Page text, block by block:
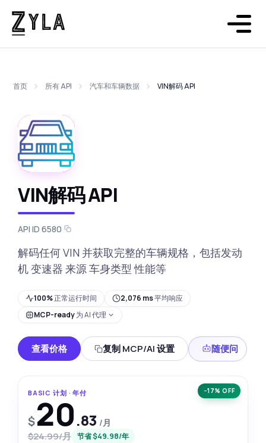
首页 所有 API 汽车和车辆数据 VIN解码 API
VIN解码 API
API ID 6580
解码任何 VIN 并获取完整的车辆规格，包括发动
机 变速器 来源 车身类型 性能等
100%正常运行时间 2,076 ms平均响应
MCP-ready为 AI 代理
查看价格 复制 MCP/AI 设置 随便问
−17% OFF
BASIC 计划 · 年付
$20.83 /月
$24.99/月 节省 $49.98/年